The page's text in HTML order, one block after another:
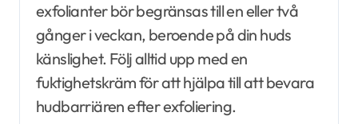
exfolianter bör begränsas till en eller två
gånger i veckan, beroende på din huds
känslighet. Följ alltid upp med en
fuktighetskräm för att hjälpa till att bevara
hudbarriären efter exfoliering.